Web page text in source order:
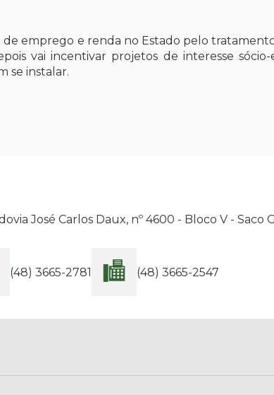
de emprego e renda no Estado pelo
vai incentivar projetos de interesse sócio-
se instalar.
José Carlos Daux, nº 4600 - Bloco V - Saco
(48) 3665-2781 (48) 3665-2547